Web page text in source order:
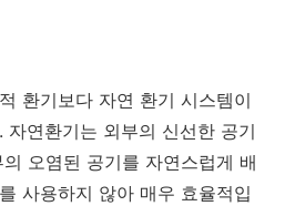
환기보다 자연 환기 시스템이
자연환기는 외부의 신선한 공기
오염된 공기를 자연스럽게 배
사용하지 않아 매우 효율적입